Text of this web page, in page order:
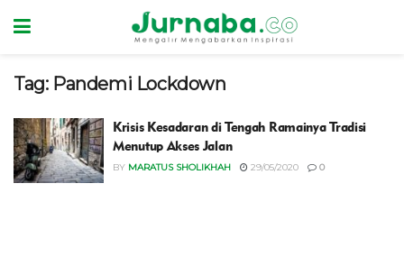
Tag: Pandemi Lockdown
Krisis Kesadaran di Tengah Ramainya Tradisi
Menutup Akses Jalan
BY MARATUS SHOLIKHAH 29/05/2020 0